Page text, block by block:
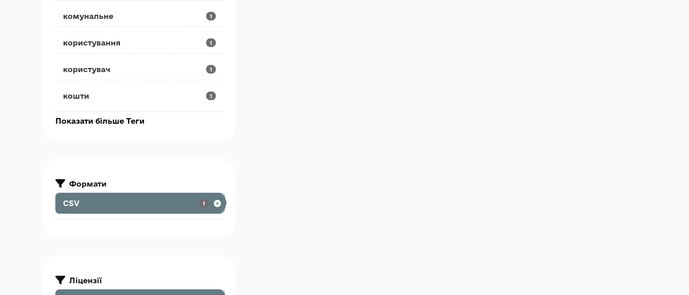
комунальне 1
користування 1
користувач 1
кошти 1
Показати більше Теги
Формати
CSV 1
Ліцензії